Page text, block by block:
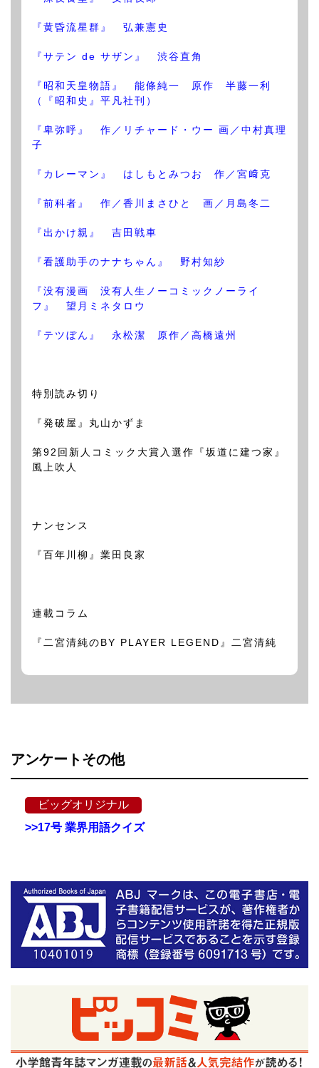
『黄昏流星群』 弘兼憲史
『サテン de サザン』 渋谷直角
『昭和天皇物語』 能條純一 原作 半藤一利
（『昭和史』平凡社刊）
『卑弥呼』 作／リチャード・ウー 画／中村真理
子
『カレーマン』 はしもとみつお 作／宮﨑克
『前科者』 作／香川まさひと 画／月島冬二
『出かけ親』 吉田戦車
『看護助手のナナちゃん』 野村知紗
『没有漫画 没有人生ノーコミックノーライ
フ』 望月ミネタロウ
『テツぼん』 永松潔 原作／高橋遠州
特別読み切り
『発破屋』丸山かずま
第92回新人コミック大賞入選作『坂道に建つ家』
風上吹人
ナンセンス
『百年川柳』業田良家
連載コラム
『二宮清純のBY PLAYER LEGEND』二宮清純
アンケートその他
ビッグオリジナル
>>17号 業界用語クイズ